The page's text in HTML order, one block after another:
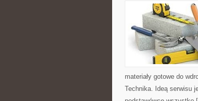
materiały gotowe do
Technika. Ideą serwisu